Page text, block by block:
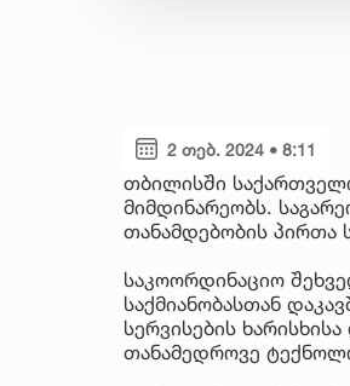
2 თებ. 2024 • 8:11
თბილისში
მიმდინარეობს.
თანამდებობის პირთა
საკოორდინაციო
საქმიანობასთან
სერვისების
თანამედროვე